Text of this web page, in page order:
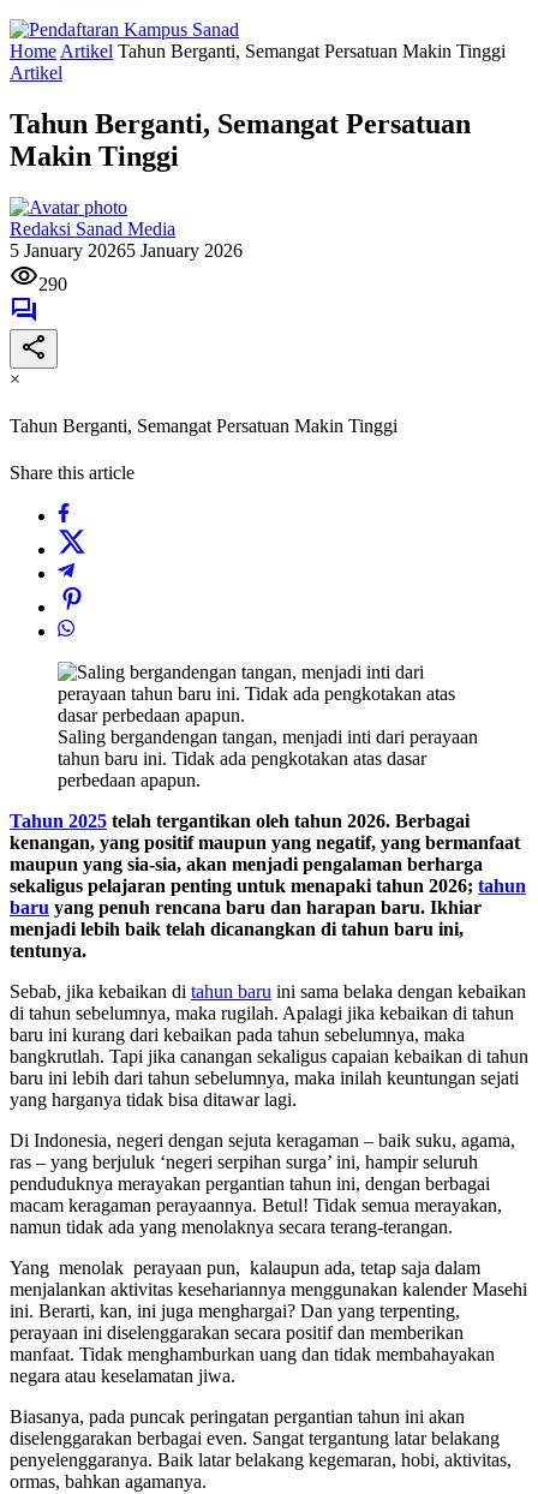
Home Artikel Tahun Berganti, Semangat Persatuan Makin Tinggi
Artikel
Tahun Berganti, Semangat Persatuan
Makin Tinggi
Redaksi Sanad Media
5 January 20265 January 2026
290
×
Tahun Berganti, Semangat Persatuan Makin Tinggi
Share this article
Saling bergandengan tangan, menjadi inti dari perayaan
tahun baru ini. Tidak ada pengkotakan atas dasar
perbedaan apapun.
Tahun 2025 telah tergantikan oleh tahun 2026. Berbagai
kenangan, yang positif maupun yang negatif, yang bermanfaat
maupun yang sia-sia, akan menjadi pengalaman berharga
sekaligus pelajaran penting untuk menapaki tahun 2026; tahun
baru yang penuh rencana baru dan harapan baru. Ikhiar
menjadi lebih baik telah dicanangkan di tahun baru ini,
tentunya.
Sebab, jika kebaikan di tahun baru ini sama belaka dengan kebaikan
di tahun sebelumnya, maka rugilah. Apalagi jika kebaikan di tahun
baru ini kurang dari kebaikan pada tahun sebelumnya, maka
bangkrutlah. Tapi jika canangan sekaligus capaian kebaikan di tahun
baru ini lebih dari tahun sebelumnya, maka inilah keuntungan sejati
yang harganya tidak bisa ditawar lagi.
Di Indonesia, negeri dengan sejuta keragaman – baik suku, agama,
ras – yang berjuluk ‘negeri serpihan surga’ ini, hampir seluruh
penduduknya merayakan pergantian tahun ini, dengan berbagai
macam keragaman perayaannya. Betul! Tidak semua merayakan,
namun tidak ada yang menolaknya secara terang-terangan.
Yang menolak perayaan pun, kalaupun ada, tetap saja dalam
menjalankan aktivitas kesehariannya menggunakan kalender Masehi
ini. Berarti, kan, ini juga menghargai? Dan yang terpenting,
perayaan ini diselenggarakan secara positif dan memberikan
manfaat. Tidak menghamburkan uang dan tidak membahayakan
negara atau keselamatan jiwa.
Biasanya, pada puncak peringatan pergantian tahun ini akan
diselenggarakan berbagai even. Sangat tergantung latar belakang
penyelenggaranya. Baik latar belakang kegemaran, hobi, aktivitas,
ormas, bahkan agamanya.